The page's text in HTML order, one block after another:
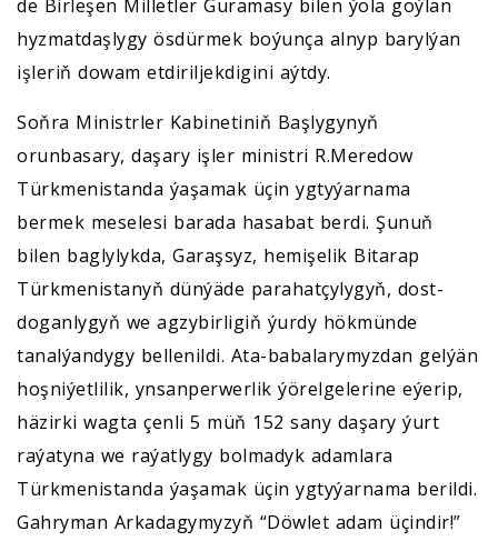
de Birleşen Milletler Guramasy bilen ýola goýlan
hyzmatdaşlygy ösdürmek boýunça alnyp barylýan
işleriň dowam etdiriljekdigini aýtdy.
Soňra Ministrler Kabinetiniň Başlygynyň
orunbasary, daşary işler ministri R.Meredow
Türkmenistanda ýaşamak üçin ygtyýarnama
bermek meselesi barada hasabat berdi. Şunuň
bilen baglylykda, Garaşsyz, hemişelik Bitarap
Türkmenistanyň dünýäde parahatçylygyň, dost-
doganlygyň we agzybirligiň ýurdy hökmünde
tanalýandygy bellenildi. Ata-babalarymyzdan gelýän
hoşniýetlilik, ynsanperwerlik ýörelgelerine eýerip,
häzirki wagta çenli 5 müň 152 sany daşary ýurt
raýatyna we raýatlygy bolmadyk adamlara
Türkmenistanda ýaşamak üçin ygtyýarnama berildi.
Gahryman Arkadagymyzyň “Döwlet adam üçindir!”